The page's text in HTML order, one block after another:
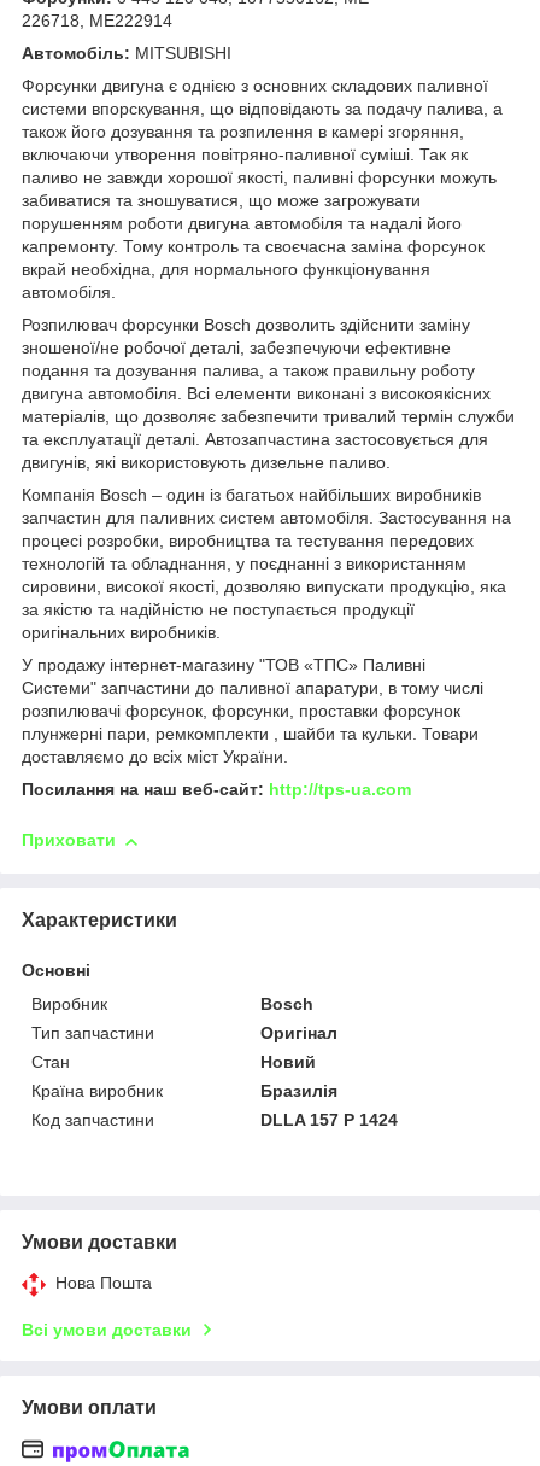
226718, ME222914
Автомобіль: MITSUBISHI
Форсунки двигуна є однією з основних складових паливної
системи впорскування, що відповідають за подачу палива, а
також його дозування та розпилення в камері згоряння,
включаючи утворення повітряно-паливної суміші. Так як
паливо не завжди хорошої якості, паливні форсунки можуть
забиватися та зношуватися, що може загрожувати
порушенням роботи двигуна автомобіля та надалі його
капремонту. Тому контроль та своєчасна заміна форсунок
вкрай необхідна, для нормального функціонування
автомобіля.
Розпилювач форсунки Bosch дозволить здійснити заміну
зношеної/не робочої деталі, забезпечуючи ефективне
подання та дозування палива, а також правильну роботу
двигуна автомобіля. Всі елементи виконані з високоякісних
матеріалів, що дозволяє забезпечити тривалий термін служби
та експлуатації деталі. Автозапчастина застосовується для
двигунів, які використовують дизельне паливо.
Компанія Bosch – один із багатьох найбільших виробників
запчастин для паливних систем автомобіля. Застосування на
процесі розробки, виробництва та тестування передових
технологій та обладнання, у поєднанні з використанням
сировини, високої якості, дозволяю випускати продукцію, яка
за якістю та надійністю не поступається продукції
оригінальних виробників.
У продажу інтернет-магазину "ТОВ «ТПС» Паливні
Системи" запчастини до паливної апаратури, в тому числі
розпилювачі форсунок, форсунки, проставки форсунок
плунжерні пари, ремкомплекти , шайби та кульки. Товари
доставляємо до всіх міст України.
Посилання на наш веб-сайт: http://tps-ua.com
Приховати
Характеристики
Основні
Виробник
Bosch
Тип запчастини
Оригінал
Стан
Новий
Країна виробник
Бразилія
Код запчастини
DLLA 157 P 1424
Умови доставки
Нова Пошта
Всі умови доставки
Умови оплати